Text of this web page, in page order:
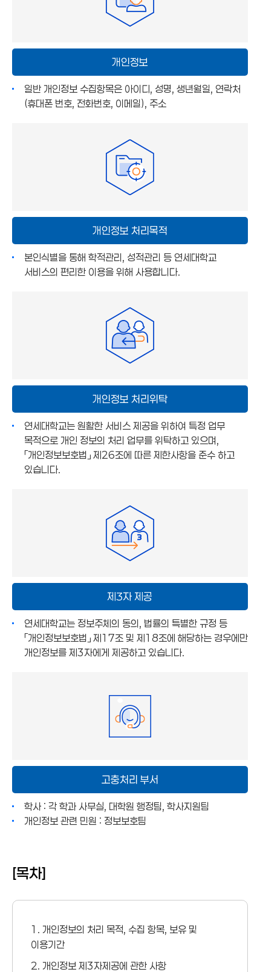
개인정보
일반 개인정보 수집항목은 아이디, 성명, 생년월일, 연락처
(휴대폰 번호, 전화번호, 이메일), 주소
개인정보 처리목적
본인식별을 통해 학적관리, 성적관리 등 연세대학교
서비스의 편리한 이용을 위해 사용합니다.
개인정보 처리위탁
연세대학교는 원활한 서비스 제공을 위하여 특정 업무
목적으로 개인 정보의 처리 업무를 위탁하고 있으며,
「개인정보보호법」 제26조에 따른 제한사항을 준수 하고
있습니다.
제3자 제공
연세대학교는 정보주체의 동의, 법률의 특별한 규정 등
「개인정보보호법」 제17조 및 제18조에 해당하는 경우에만
개인정보를 제3자에게 제공하고 있습니다.
고충처리 부서
학사 : 각 학과 사무실, 대학원 행정팀, 학사지원팀
개인정보 관련 민원 : 정보보호팀
[목차]
1. 개인정보의 처리 목적, 수집 항목, 보유 및
이용기간
2. 개인정보 제3자제공에 관한 사항